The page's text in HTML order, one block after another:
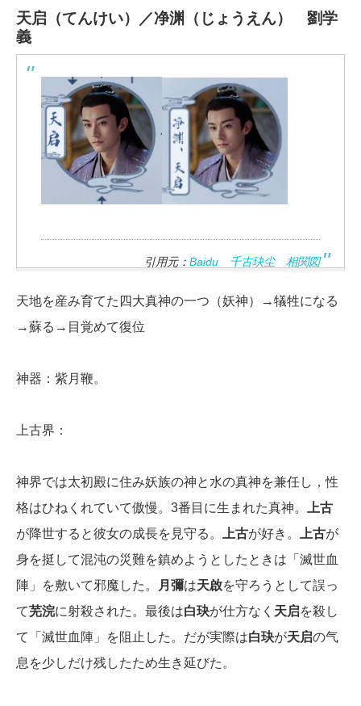
天启（てんけい）／净渊（じょうえん） 劉学
義
引用元： Baidu 千古玦尘 相関図
天地を産み育てた四大真神の一つ（妖神）→犠牲になる
→蘇る→目覚めて復位
神器：紫月鞭。
上古界：
神界では太初殿に住み妖族の神と水の真神を兼任し，性
格はひねくれていて傲慢。3番目に生まれた真神。
上古
が降世すると彼女の成長を見守る。
上古が好き。 上古が
身を挺して混沌の災難を鎮めようとしたときは「滅世血
陣」を敷いて邪魔した。
月彌は天啟を守ろうとして誤っ
て芜浣に射殺された。最後は白玦が仕方なく 天启を殺し
て「滅世血陣」を阻止した。だが実際は白玦が天启の气
息を少しだけ残したため生き延びた。